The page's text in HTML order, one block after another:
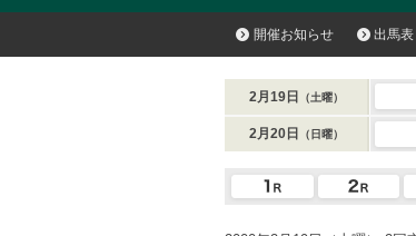
開催お知らせ 出馬表
2月19日 （土曜）
2月20日 （日曜）